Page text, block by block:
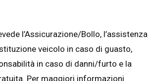
l’Assicurazione/Bollo, l’assistenza
veicolo in caso di guasto,
in caso di danni/furto e la
Per maggiori informazioni